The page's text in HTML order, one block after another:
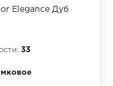
Elegance Дуб
33